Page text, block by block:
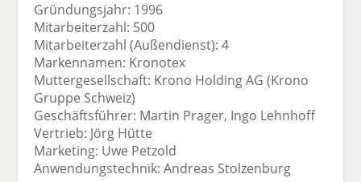
Gründungsjahr: 1996
Mitarbeiterzahl: 500
Mitarbeiterzahl (Außendienst): 4
Markennamen: Kronotex
Muttergesellschaft: Krono Holding AG (Krono
Gruppe Schweiz)
Geschäftsführer: Martin Prager, Ingo Lehnhoff
Vertrieb: Jörg Hütte
Marketing: Uwe Petzold
Anwendungstechnik: Andreas Stolzenburg